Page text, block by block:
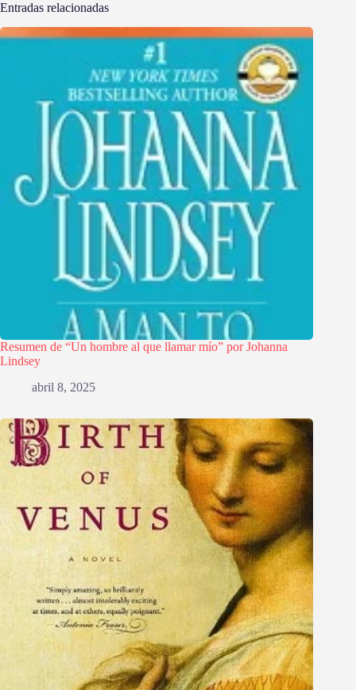
Entradas relacionadas
Resumen de “Un hombre al que llamar mío” por Johanna
Lindsey
abril 8, 2025